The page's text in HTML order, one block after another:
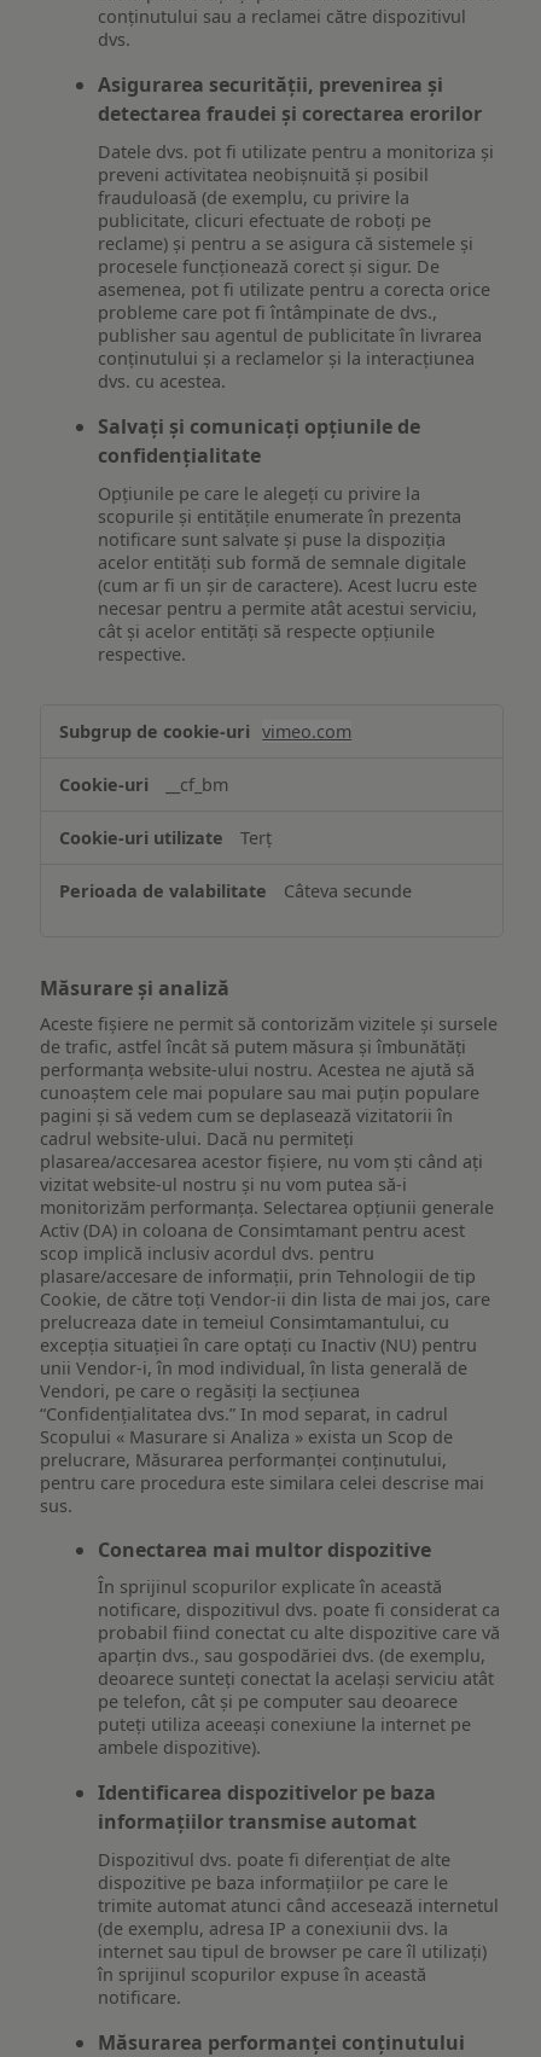
conținutului sau a reclamei către dispozitivul
dvs.
Asigurarea securității, prevenirea și
detectarea fraudei și corectarea erorilor
Datele dvs. pot fi utilizate pentru a monitoriza și
preveni activitatea neobișnuită și posibil
frauduloasă (de exemplu, cu privire la
publicitate, clicuri efectuate de roboți pe
reclame) și pentru a se asigura că sistemele și
procesele funcționează corect și sigur. De
asemenea, pot fi utilizate pentru a corecta orice
probleme care pot fi întâmpinate de dvs.,
publisher sau agentul de publicitate în livrarea
conținutului și a reclamelor și la interacțiunea
dvs. cu acestea.
Salvați și comunicați opțiunile de
confidențialitate
Opțiunile pe care le alegeți cu privire la
scopurile și entitățile enumerate în prezenta
notificare sunt salvate și puse la dispoziția
acelor entități sub formă de semnale digitale
(cum ar fi un șir de caractere). Acest lucru este
necesar pentru a permite atât acestui serviciu,
cât și acelor entități să respecte opțiunile
respective.
funcționalităților
ului
vimeo.com
__cf_bm
Terț
Câteva secunde
Măsurare și analiză
Aceste fișiere ne permit să contorizăm vizitele și sursele
de trafic, astfel încât să putem măsura și îmbunătăți
performanța website-ului nostru. Acestea ne ajută să
cunoaștem cele mai populare sau mai puțin populare
pagini și să vedem cum se deplasează vizitatorii în
cadrul website-ului. Dacă nu permiteți
plasarea/accesarea acestor fișiere, nu vom ști când ați
vizitat website-ul nostru și nu vom putea să-i
monitorizăm performanța. Selectarea opțiunii generale
Activ (DA) in coloana de Consimtamant pentru acest
scop implică inclusiv acordul dvs. pentru
plasare/accesare de informații, prin Tehnologii de tip
Cookie, de către toți Vendor-ii din lista de mai jos, care
prelucreaza date in temeiul Consimtamantului, cu
excepția situației în care optați cu Inactiv (NU) pentru
unii Vendor-i, în mod individual, în lista generală de
Vendori, pe care o regăsiți la secțiunea
“Confidențialitatea dvs.” In mod separat, in cadrul
Scopului « Masurare si Analiza » exista un Scop de
prelucrare, Măsurarea performanței conținutului,
pentru care procedura este similara celei descrise mai
sus.
Conectarea mai multor dispozitive
În sprijinul scopurilor explicate în această
notificare, dispozitivul dvs. poate fi considerat ca
probabil fiind conectat cu alte dispozitive care vă
aparțin dvs., sau gospodăriei dvs. (de exemplu,
deoarece sunteți conectat la același serviciu atât
pe telefon, cât și pe computer sau deoarece
puteți utiliza aceeași conexiune la internet pe
ambele dispozitive).
Identificarea dispozitivelor pe baza
informațiilor transmise automat
Dispozitivul dvs. poate fi diferențiat de alte
dispozitive pe baza informațiilor pe care le
trimite automat atunci când accesează internetul
(de exemplu, adresa IP a conexiunii dvs. la
internet sau tipul de browser pe care îl utilizați)
în sprijinul scopurilor expuse în această
notificare.
Măsurarea performanței conținutului